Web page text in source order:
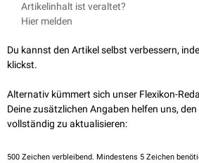
Arteriae lobares dextrae
Die rechte Pulmonalarterie (Arteria pulmonis
Arteria lobaris superior dextra
Arteria lobaris inferior dextra
Der kurze Gefäßabschnitt der rechten
Abgang der Arteria lobaris superior dextra
gelabelt.
Artikelinhalt ist veraltet?
Hier melden
Du kannst den Artikel selbst verbessern,
klickst.
Alternativ kümmert sich unser Flexikon-
Deine zusätzlichen Angaben helfen uns,
vollständig zu aktualisieren:
500 Zeichen verbleibend. Mindestens 5 Zeichen